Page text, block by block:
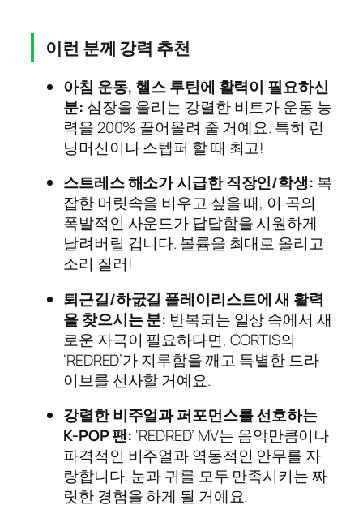
이런 분께 강력 추천
아침 운동, 헬스 루틴에 활력이 필요하신
분: 심장을 울리는 강렬한 비트가 운동 능
력을 200% 끌어올려 줄 거예요. 특히 런
닝머신이나 스텝퍼 할 때 최고!
스트레스 해소가 시급한 직장인/학생: 복
잡한 머릿속을 비우고 싶을 때, 이 곡의
폭발적인 사운드가 답답함을 시원하게
날려버릴 겁니다. 볼륨을 최대로 올리고
소리 질러!
퇴근길/하굾길 플레이리스트에 새 활력
을 찾으시는 분: 반복되는 일상 속에서 새
로운 자극이 필요하다면, CORTIS의
‘REDRED’가 지루함을 깨고 특별한 드라
이브를 선사할 거예요.
강렬한 비주얼과 퍼포먼스를 선호하는
K-POP 팬: ‘REDRED’ MV는 음악만큼이나
파격적인 비주얼과 역동적인 안무를 자
랑합니다. 눈과 귀를 모두 만족시키는 짜
릿한 경험을 하게 될 거예요.